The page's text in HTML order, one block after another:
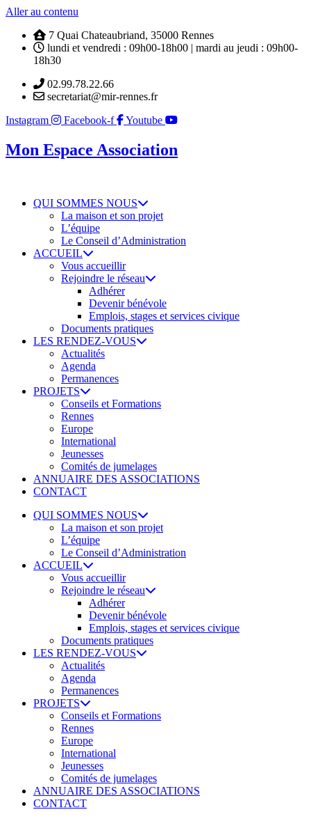
Aller au contenu
7 Quai Chateaubriand, 35000 Rennes
lundi et vendredi : 09h00-18h00 | mardi au jeudi : 09h00-
18h30
02.99.78.22.66
secretariat@mir-rennes.fr
Instagram
Facebook-f Youtube
Mon Espace Association
QUI SOMMES NOUS
La maison et son projet
L’équipe
Le Conseil d’Administration
ACCUEIL
Vous accueillir
Rejoindre le réseau
Adhérer
Devenir bénévole
Emplois, stages et services civique
Documents pratiques
LES RENDEZ-VOUS
Actualités
Agenda
Permanences
PROJETS
Conseils et Formations
Rennes
Europe
International
Jeunesses
Comités de jumelages
ANNUAIRE DES ASSOCIATIONS
CONTACT
QUI SOMMES NOUS
La maison et son projet
L’équipe
Le Conseil d’Administration
ACCUEIL
Vous accueillir
Rejoindre le réseau
Adhérer
Devenir bénévole
Emplois, stages et services civique
Documents pratiques
LES RENDEZ-VOUS
Actualités
Agenda
Permanences
PROJETS
Conseils et Formations
Rennes
Europe
International
Jeunesses
Comités de jumelages
ANNUAIRE DES ASSOCIATIONS
CONTACT